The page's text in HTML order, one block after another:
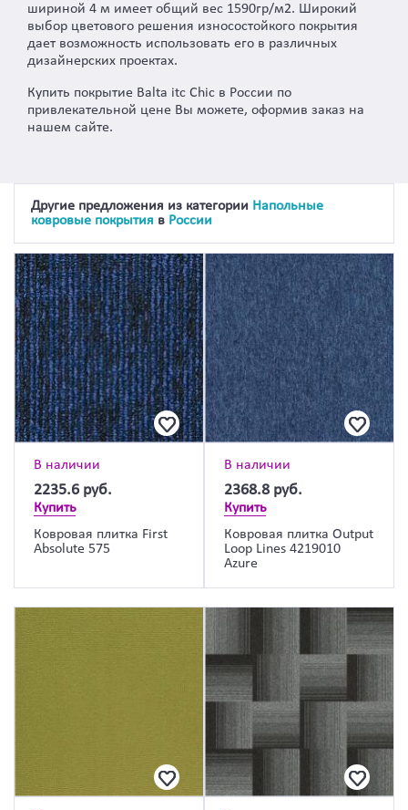
шириной 4 м имеет общий вес 1590гр/м2. Широкий
выбор цветового решения износостойкого покрытия
дает возможность использовать его в различных
дизайнерских проектах.
Купить покрытие Balta itc Chic в России по
привлекательной цене Вы можете, оформив заказ на
нашем сайте.
Другие предложения из категории Напольные
ковровые покрытия в России
В наличии
2235.6 руб.
Купить
Ковровая плитка First
Absolute 575
В наличии
2368.8 руб.
Купить
Ковровая плитка Output
Loop Lines 4219010
Azure